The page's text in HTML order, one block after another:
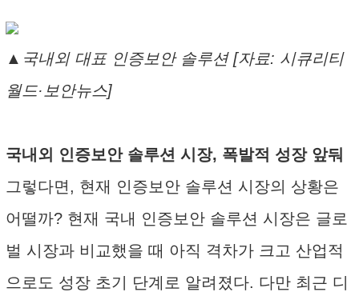
▲국내외 대표 인증보안 솔루션 [자료: 시큐리티
월드·보안뉴스]
국내외 인증보안 솔루션 시장, 폭발적 성장 앞둬
그렇다면, 현재 인증보안 솔루션 시장의 상황은
어떨까? 현재 국내 인증보안 솔루션 시장은 글로
벌 시장과 비교했을 때 아직 격차가 크고 산업적
으로도 성장 초기 단계로 알려졌다. 다만 최근 디